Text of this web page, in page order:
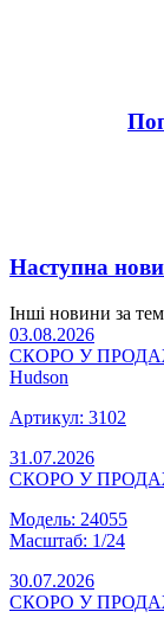
Наступна
Інші новини за
03.08.2026
СКОРО У
Hudson
Артикул: 3102
31.07.2026
СКОРО У
Модель: 24055
Масштаб: 1/24
30.07.2026
СКОРО У